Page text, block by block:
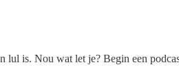
lul is. Nou wat let je? Begin een